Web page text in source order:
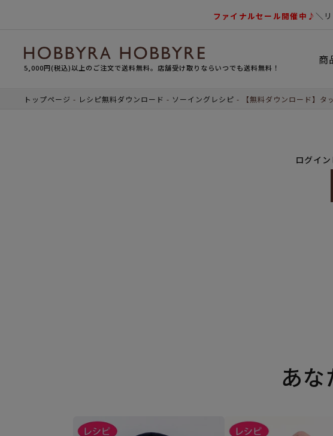
ファイナルセール開催中♪＼
5,000円(税込)以上のご注文で送料無料。店舗受け取りならいつでも送料無料！
商
トップページ レシピ無料ダウンロード ソーイングレシピ 【無料ダウンロード】タ
ログイ
あ